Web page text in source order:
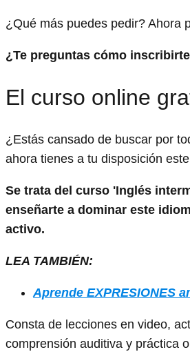
¿Qué más puedes pedir? Ahora
¿Te preguntas cómo
El curso online
¿Estás cansado de buscar por
ahora tienes a tu disposición
Se trata del curso 'Inglés
enseñarte a dominar este
activo.
LEA TAMBIÉN:
Aprende EXPRESIONES
Consta de lecciones en video,
comprensión auditiva y práctica